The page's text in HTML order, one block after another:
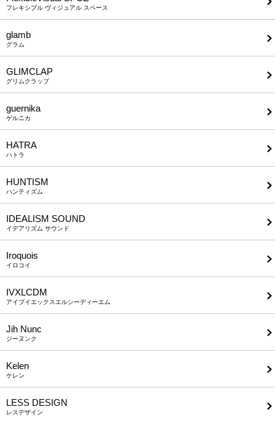
フレキシブル ヴィジュアル スペース
glamb
グラム
GLIMCLAP
グリムクラップ
guernika
ゲルニカ
HATRA
ハトラ
HUNTISM
ハンティズム
IDEALISM SOUND
イデアリズム サウンド
Iroquois
イロコイ
IVXLCDM
アイブイエックスエルシーディーエム
Jih Nunc
ジーヌンク
Kelen
ケレン
LESS DESIGN
レスデザイン